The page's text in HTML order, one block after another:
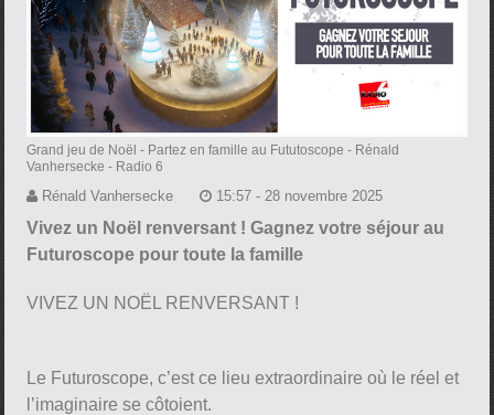
Grand jeu de Noël - Partez en famille au Fututoscope- Rénald
Vanhersecke - Radio 6
Rénald Vanhersecke 15:57 - 28 novembre 2025
Vivez un Noël renversant ! Gagnez votre séjour au
Futuroscope pour toute la famille
VIVEZ UN NOËL RENVERSANT !
Le Futuroscope, c’est ce lieu extraordinaire où le réel et
l’imaginaire se côtoient.